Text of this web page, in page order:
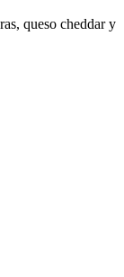
queso cheddar y